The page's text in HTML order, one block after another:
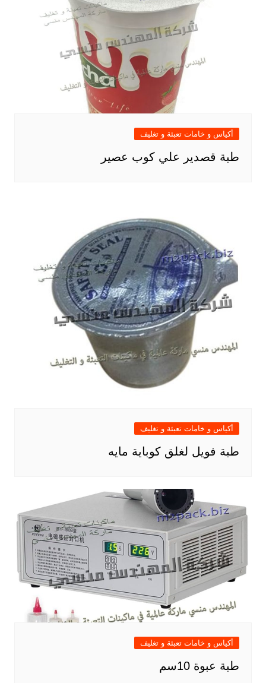
أكياس و خامات تعبئة و تغليف
طبة قصدير علي كوب عصير
أكياس و خامات تعبئة و تغليف
طبة فويل لغلق كوباية مايه
أكياس و خامات تعبئة و تغليف
طبة عبوة 10سم